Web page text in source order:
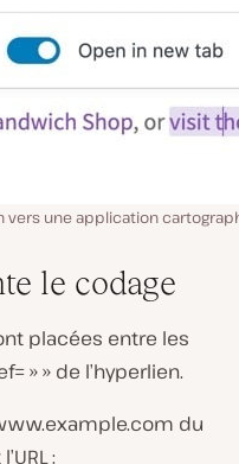
vers une application
le codage
placées entre les
» » de l’hyperlien.
du
: